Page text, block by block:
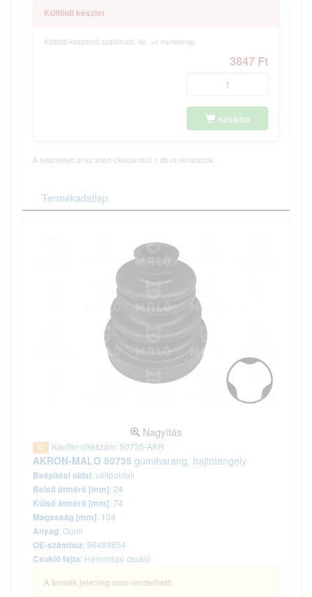
Külföldi készlet
Külföldi készletről szállítható, kb. +1 munkanap
3847 Ft
Kosárba
A feltüntetett ár az adott cikkszámból 1 db-ra vonatkozik.
Termékadatlap
Nagyítás
C Kauffer-cikkszám: 50735-AKR
AKRON-MALO 50735 gumiharang, hajtótengely
Beépítési oldal: váltóoldali
Belső átmérő [mm]: 24
Külső átmérő [mm]: 74
Magasság [mm]: 104
Anyag: Gumi
OE-számhoz: 96489854
Csukló fajta: Háromágú csukló
A termék jelenleg nem rendelhető.